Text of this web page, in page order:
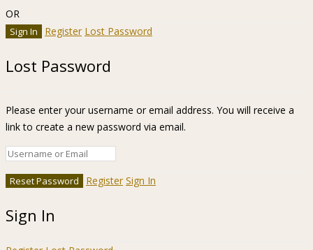
OR
Register Lost Password
Lost Password
Please enter your username or email address. You will receive a
link to create a new password via email.
Register Sign In
Sign In